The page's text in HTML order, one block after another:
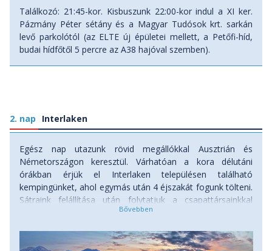
- Lauterbrunnen kettős gleccservölgye
- Staubbach- és Trümmelbach-vízesés
- túra az Eiger (3970m), Mönch (4099m) és Jungfrau (4158m)
hármasával uralt tájon
- túra Svájc egyik legszebb fekvésű tavához (Oeschinensee)
- Rhone-gleccser jégvilága
Találkozó: 21:45-kor. Kisbuszunk 22:00-kor indul a XI ker.
Pázmány Péter sétány és a Magyar Tudósok krt. sarkán
levő parkolótól (az ELTE új épületei mellett, a Petőfi-híd,
budai hídfőtől 5 percre az A38 hajóval szemben).
2. nap Interlaken
Egész nap utazunk rövid megállókkal Ausztrián és
Németországon keresztül. Várhatóan a kora délutáni
órákban érjük el Interlaken településen található
kempingünket, ahol egymás után 4 éjszakát fogunk tölteni.
Sátraink felállítása után folytatjuk a csapattársainkkal
utazás közben megkezdett ismerkedést. Szállás: kemping.